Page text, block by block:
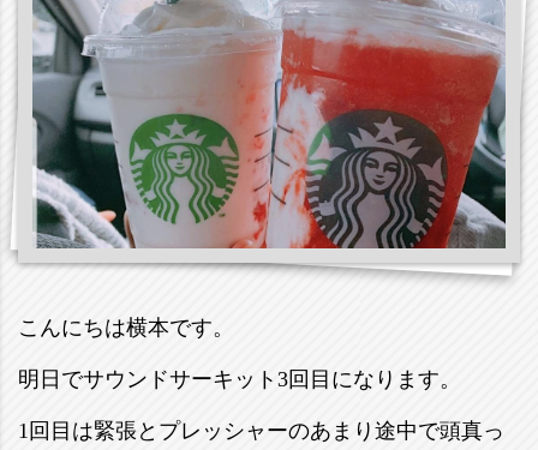
こんにちは横本です。
明日でサウンドサーキット3回目になります。
1回目は緊張とプレッシャーのあまり途中で頭真っ